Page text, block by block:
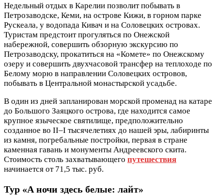
Недельный отдых в Карелии позволит побывать в
Петрозаводске, Кеми, на острове Кижи, в горном парке
Рускеала, у водопада Кивач и на Соловецких островах.
Туристам предстоит прогуляться по Онежской
набережной, совершить обзорную экскурсию по
Петрозаводску, прокатиться на «Комете» по Онежскому
озеру и совершить двухчасовой трансфер на теплоходе по
Белому морю в направлении Соловецких островов,
побывать в Центральной монастырской усадьбе.
В один из дней запланирован морской променад на катаре
до Большого Заяцкого острова, где находится самое
крупное языческое святилище, предположительно
созданное во II–I тысячелетиях до нашей эры, лабиринты
из камня, погребальные постройки, первая в стране
каменная гавань и монументы Андреевского скита.
Стоимость столь захватывающего путешествия
начинается от 71,5 тыс. руб.
Тур «А ночи здесь белые: лайт»